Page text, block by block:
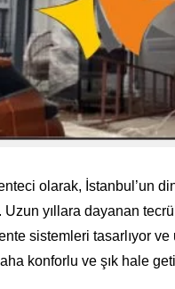
olarak, İstanbul’un
Uzun yıllara dayanan
sistemleri tasarlıyor
konforlu ve şık hale